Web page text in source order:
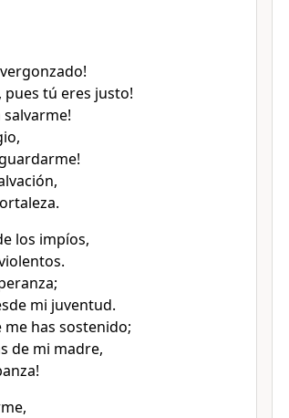
pues tú eres justo!
salvarme!
los impíos,
mi juventud.
has sostenido;
de mi madre,